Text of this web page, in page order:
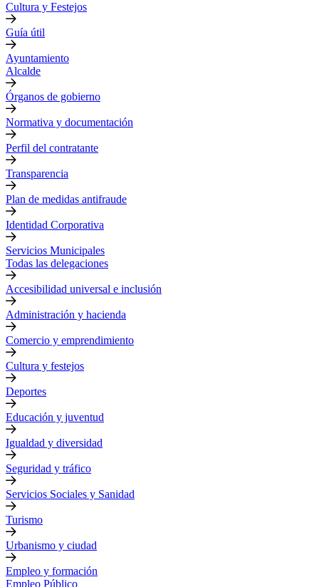
Cultura y Festejos
Guía útil
Ayuntamiento
Alcalde
Órganos de gobierno
Normativa y documentación
Perfil del contratante
Transparencia
Plan de medidas antifraude
Identidad Corporativa
Servicios Municipales
Todas las delegaciones
Accesibilidad universal e inclusión
Administración y hacienda
Comercio y emprendimiento
Cultura y festejos
Deportes
Educación y juventud
Igualdad y diversidad
Seguridad y tráfico
Servicios Sociales y Sanidad
Turismo
Urbanismo y ciudad
Empleo y formación
Empleo Público